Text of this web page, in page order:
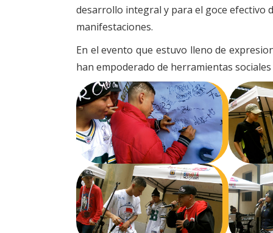
desarrollo integral y para el goce efectivo
manifestaciones.
En el evento que estuvo lleno de
han empoderado de herramientas